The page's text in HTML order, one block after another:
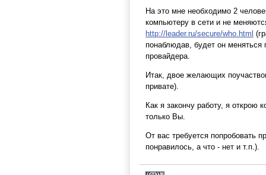
На это мне необходимо 2
компьютеру в сети и не
http://leader.ru/secure/who.html
понаблюдав, будет он меняться
провайдера.
Итак, двое желающих
привате).
Как я закончу работу, я открою
только Вы.
От вас требуется попробовать
понравилось, а что - нет и т.п.).